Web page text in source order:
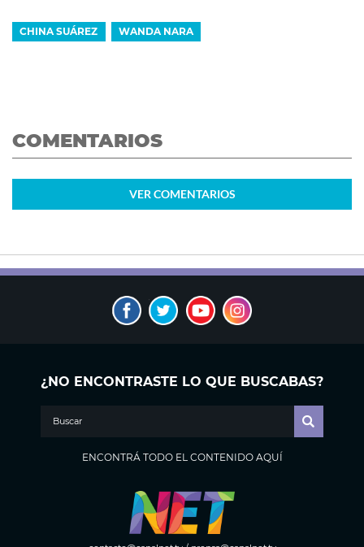
CHINA SUÁREZ WANDA NARA
COMENTARIOS
VER COMENTARIOS
¿NO ENCONTRASTE LO QUE BUSCABAS?
ENCONTRÁ TODO EL CONTENIDO AQUÍ